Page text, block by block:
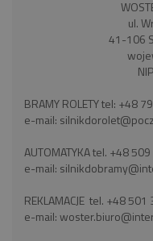
ul.
41-106
BRAMY ROLETY tel: +48
e-mail:
AUTOMATYKA tel. +48
e-mail:
REKLAMACJE tel. +48 501
e-mail: